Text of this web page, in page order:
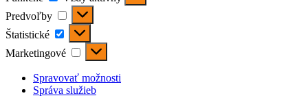
Predvoľby
Predvoľby
Štatistické Štatistické
Marketingové Marketingové
Spravovať možnosti
Správa služieb